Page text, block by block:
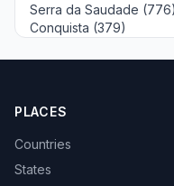
Serra da Saudade (776)
Conquista (379)
PLACES
Countries
States